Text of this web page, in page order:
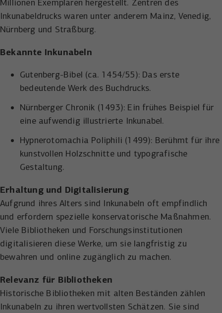
Millionen Exemplaren hergestellt. Zentren des
Inkunabeldrucks waren unter anderem Mainz, Venedig,
Nürnberg und Straßburg.
Bekannte Inkunabeln
Gutenberg-Bibel (ca. 1454/55): Das erste
bedeutende Werk des Buchdrucks.
Nürnberger Chronik (1493): Ein frühes Beispiel für
eine aufwendig illustrierte Inkunabel.
Hypnerotomachia Poliphili (1499): Berühmt für ihre
kunstvollen Holzschnitte und typografische
Gestaltung.
Erhaltung und Digitalisierung
Aufgrund ihres Alters sind Inkunabeln oft empfindlich
und erfordern spezielle konservatorische Maßnahmen.
Viele Bibliotheken und Forschungsinstitutionen
digitalisieren diese Werke, um sie langfristig zu
bewahren und online zugänglich zu machen.
Relevanz für Bibliotheken
Historische Bibliotheken mit alten Beständen zählen
Inkunabeln zu ihren wertvollsten Schätzen. Sie sind
Name wal_webinar_source
Anbieter Walter Nagel GmbH & Co. KG
Laufzeit 30 Tage
Zweck
Webinar-Anmeldungen.
Anbieter Meta Platforms, Inc.
Zweck
Erfolg von Werbeanzeigen zu messen und
Anbieter Microsoft Corporation
Laufzeit 1 Jahr
Zweck
um Nutzer über Webseiten hinweg zu
verfolgen.
Name _uetsid
Anbieter Microsoft Corporation
Laufzeit 1 Tag
Zweck
Wird von Microsoft Bing Ads verwendet
um Nutzer über Webseiten hinweg zu
Externe Inhalte
Externe Inhalte (von z.B. Videoplattformen, Social-Media-
blockiert. Wenn Cookies von externen Medien akzeptiert
manuellen Einwilligung mehr.
Anbieter Google Maps
Laufzeit 6 Monate
Zweck
Name NID
Anbieter YouTube
Laufzeit 6 Monate
entsperren.